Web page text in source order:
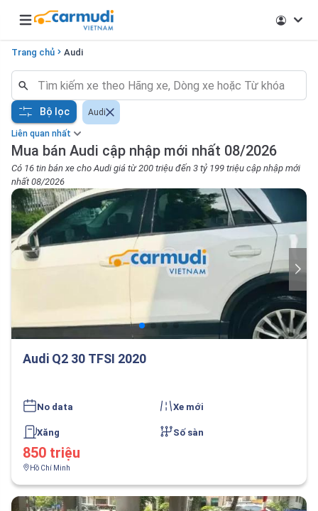
Open main menu
Trang chủ Audi
Liên quan nhất
Mua bán Audi cập nhập mới nhất 08/2026
Có 16 tin bán xe cho Audi giá từ 200 triệu đến 3 tỷ 199 triệu cập nhập mới
nhất 08/2026
Bộ lọc Audi
Audi Q2 30 TFSI 2020
No data Xe mới
Xăng Số sàn
850 triệu
Hồ Chí Minh